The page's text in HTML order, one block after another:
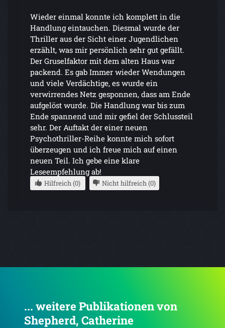
Wieder einmal konnte ich komplett in die
Handlung eintauchen. Diesmal wurde der
Thriller aus der Sicht einer Jugendlichen
erzählt, was mir persönlich sehr gut gefällt.
Der Gruselfaktor mit dem alten Haus war
packend. Es gab Immer wieder Wendungen
und viele Verdächtige, es wurde ein
verwirrendes Netz gesponnen, dass am Ende
aufgelöst wurde. Die Handlung war bis zum
Ende spannend und mir gefiel der Schlussteil
sehr. Der Auftakt der einer neuen
Psychothriller-Reihe konnte mich sofort
überzeugen und ich freue mich auf einen
neuen Teil. Ich gebe eine klare
Leseempfehlung ab!
Hilfreich (0) Nicht hilfreich (0)
... weitere Publikationen von
Shepherd, Catherine